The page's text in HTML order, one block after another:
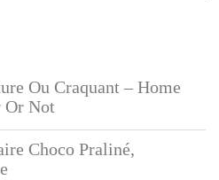
Ou Craquant – Home
Or Not
Choco Praliné,